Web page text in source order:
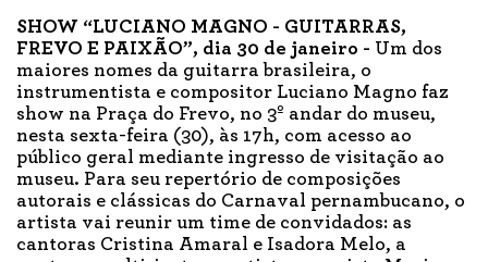
SHOW “LUCIANO MAGNO - GUITARRAS,
FREVO E PAIXÃO”, dia 30 de janeiro - Um dos
maiores nomes da guitarra brasileira, o
instrumentista e compositor Luciano Magno faz
show na Praça do Frevo, no 3º andar do museu,
nesta sexta-feira (30), às 17h, com acesso ao
público geral mediante ingresso de visitação ao
museu. Para seu repertório de composições
autorais e clássicas do Carnaval pernambucano, o
artista vai reunir um time de convidados: as
cantoras Cristina Amaral e Isadora Melo, a